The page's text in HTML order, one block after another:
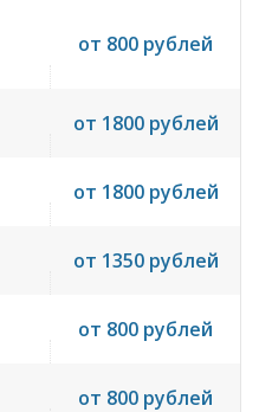
от 800 рублей
от 1800 рублей
от 1800 рублей
от 1350 рублей
от 800 рублей
от 800 рублей